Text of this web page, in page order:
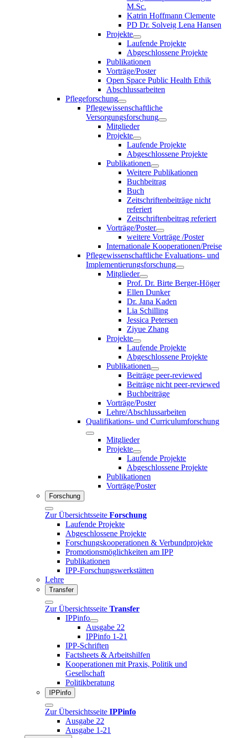
M.Sc.
Katrin Hoffmann Clemente
PD Dr. Solveig Lena Hansen
Projekte
Laufende Projekte
Abgeschlossene Projekte
Publikationen
Vorträge/Poster
Open Space Public Health Ethik
Abschlussarbeiten
Pflegeforschung
Pflegewissenschaftliche
Versorgungsforschung
Mitglieder
Projekte
Laufende Projekte
Abgeschlossene Projekte
Publikationen
Weitere Publikationen
Buchbeitrag
Buch
Zeitschriftenbeiträge nicht
referiert
Zeitschriftenbeitrag referiert
Vorträge/Poster
weitere Vorträge /Poster
Internationale Kooperationen/Preise
Pflegewissenschaftliche Evaluations- und
Implementierungsforschung
Mitglieder
Prof. Dr. Birte Berger-Höger
Ellen Dunker
Dr. Jana Kaden
Lia Schilling
Jessica Petersen
Ziyue Zhang
Projekte
Laufende Projekte
Abgeschlossene Projekte
Publikationen
Beiträge peer-reviewed
Beiträge nicht peer-reviewed
Buchbeiträge
Vorträge/Poster
Lehre/Abschlussarbeiten
Qualifikations- und Curriculumforschung
Mitglieder
Projekte
Laufende Projekte
Abgeschlossene Projekte
Publikationen
Vorträge/Poster
Forschung
Zur Übersichtsseite Forschung
Laufende Projekte
Abgeschlossene Projekte
Forschungskooperationen & Verbundprojekte
Promotionsmöglichkeiten am IPP
Publikationen
IPP-Forschungswerkstätten
Lehre
Transfer
Zur Übersichtsseite Transfer
IPPinfo
Ausgabe 22
IPPinfo 1-21
IPP-Schriften
Factsheets & Arbeitshilfen
Kooperationen mit Praxis, Politik und
Gesellschaft
Politikberatung
IPPinfo
Zur Übersichtsseite IPPinfo
Ausgabe 22
Ausgabe 1-21